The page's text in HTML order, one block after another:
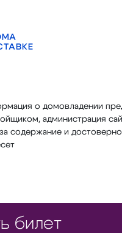
о домовладении
администрация
содержание и
билет